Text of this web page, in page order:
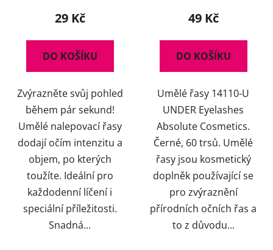
29 Kč
DO KOŠÍKU
Zvýrazněte svůj pohled
během pár sekund!
Umělé nalepovací řasy
dodají očím intenzitu a
objem, po kterých
toužíte. Ideální pro
každodenní líčení i
speciální příležitosti.
Snadná...
49 Kč
DO KOŠÍKU
Umělé řasy 14110-U
UNDER Eyelashes
Absolute Cosmetics.
Černé, 60 trsů. Umělé
řasy jsou kosmetický
doplněk používající se
pro zvýraznění
přírodních očních řas a
to z důvodu...